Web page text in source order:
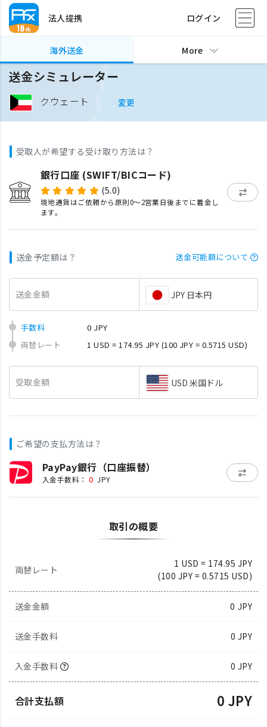
法人提携 ログイン
海外送金 More
送金シミュレーター
クウェート 変更
受取人が希望する受け取り方法は？
銀行口座 (SWIFT/BICコード)
(5.0)
現地通貨はご依頼から原則0〜2営業日後までに着金し
ます。
送金予定額は？ 送金可能額について
送金金額 JPY 日本円
手数料
0 JPY
両替レート
1 USD = 174.95 JPY (100 JPY = 0.5715 USD)
受取金額 USD 米国ドル
ご希望の支払方法は？
PayPay銀行（口座振替）
入金手数料： 0 JPY
取引の概要
両替レート
1 USD = 174.95 JPY
(100 JPY = 0.5715 USD)
送金金額 0 JPY
送金手数料 0 JPY
入金手数料 0 JPY
合計支払額 0 JPY